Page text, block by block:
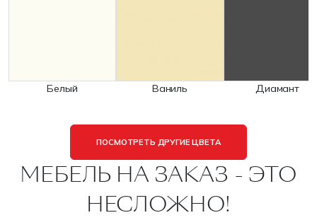
Белый Ваниль Диамант
ПОСМОТРЕТЬ ДРУГИЕ ЦВЕТА
МЕБЕЛЬ НА ЗАКАЗ - ЭТО
НЕСЛОЖНО!